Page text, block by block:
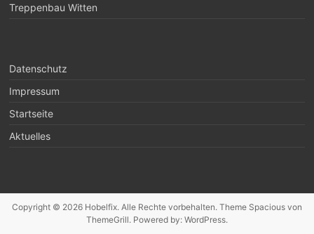
Treppenbau Witten
Datenschutz
Impressum
Startseite
Aktuelles
Copyright © 2026 Hobelfix. Alle Rechte vorbehalten. Theme Spaciousvon
ThemeGrill. Powered by: WordPress.